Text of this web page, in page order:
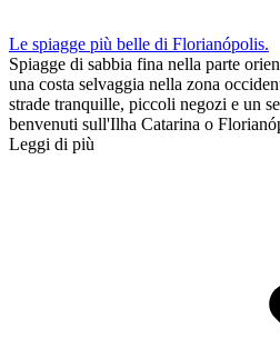
Le spiagge più belle di Florianópolis.
Spiagge di sabbia fina nella parte
una costa selvaggia nella zona
strade tranquille, piccoli negozi e un
benvenuti sull'Ilha Catarina o
Leggi di più